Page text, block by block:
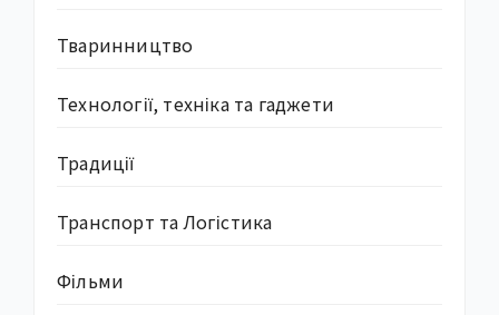
Тваринництво
Технології, техніка та гаджети
Традиції
Транспорт та Логістика
Фільми